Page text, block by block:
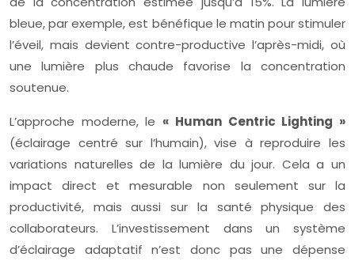
bleue, par exemple, est bénéfique le matin pour stimuler
l’éveil, mais devient contre-productive l’après-midi, où
une lumière plus chaude favorise la concentration
soutenue.
L’approche moderne, le « Human Centric Lighting »
(éclairage centré sur l’humain), vise à reproduire les
variations naturelles de la lumière du jour. Cela a un
impact direct et mesurable non seulement sur la
productivité, mais aussi sur la santé physique des
collaborateurs. L’investissement dans un système
d’éclairage adaptatif n’est donc pas une dépense